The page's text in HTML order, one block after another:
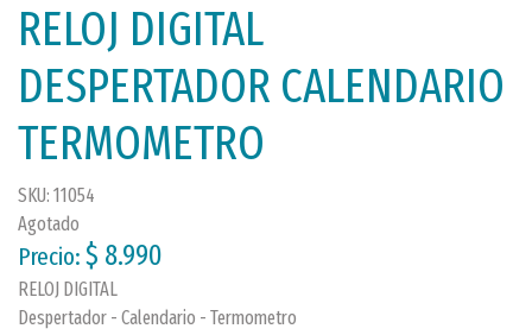
RELOJ DIGITAL
DESPERTADOR CALENDARIO
TERMOMETRO
SKU: 11054
Agotado
Precio: $ 8.990
RELOJ DIGITAL
Despertador - Calendario - Termometro